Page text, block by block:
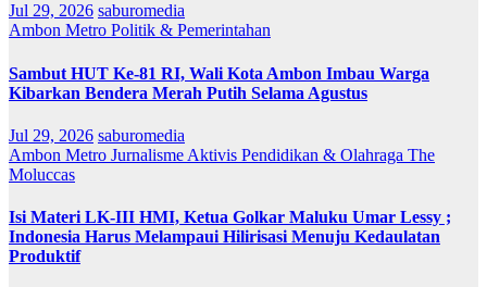
Jul 29, 2026 saburomedia
Ambon Metro Politik & Pemerintahan
Sambut HUT Ke-81 RI, Wali Kota Ambon Imbau Warga
Kibarkan Bendera Merah Putih Selama Agustus
Jul 29, 2026 saburomedia
Ambon Metro Jurnalisme Aktivis Pendidikan & Olahraga The
Moluccas
Isi Materi LK-III HMI, Ketua Golkar Maluku Umar Lessy ;
Indonesia Harus Melampaui Hilirisasi Menuju Kedaulatan
Produktif